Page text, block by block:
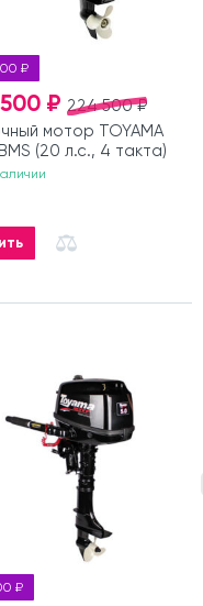
₽
224 500 ₽
₽
мотор TOYAMA
(20 л.с., 4 такта)
₽